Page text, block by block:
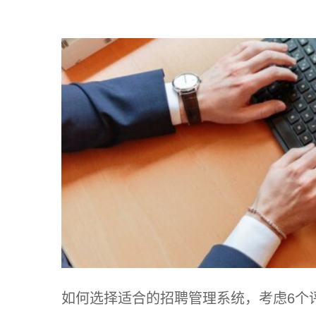
如何选择适合的招聘管理系统，考虑6个